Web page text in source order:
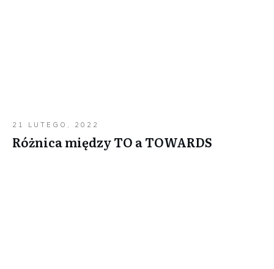
21 LUTEGO, 2022
Różnica między TO a TOWARDS